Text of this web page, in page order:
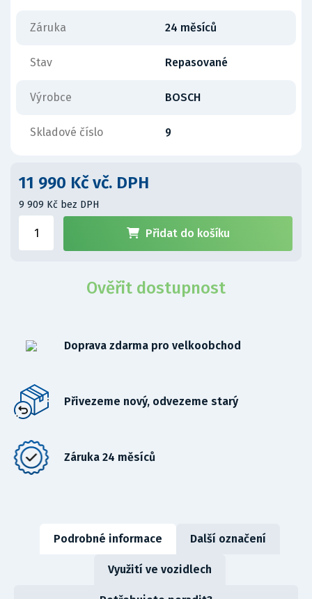
Záruka 24 měsíců
Stav Repasované
Výrobce BOSCH
Skladové číslo 9
11 990 Kč vč. DPH
9 909 Kč bez DPH
Přidat do košíku
Ověřit dostupnost
Doprava zdarma pro velkoobchod
Přivezeme nový, odvezeme starý
Záruka 24 měsíců
Podrobné informace Další označení
Využití ve vozidlech